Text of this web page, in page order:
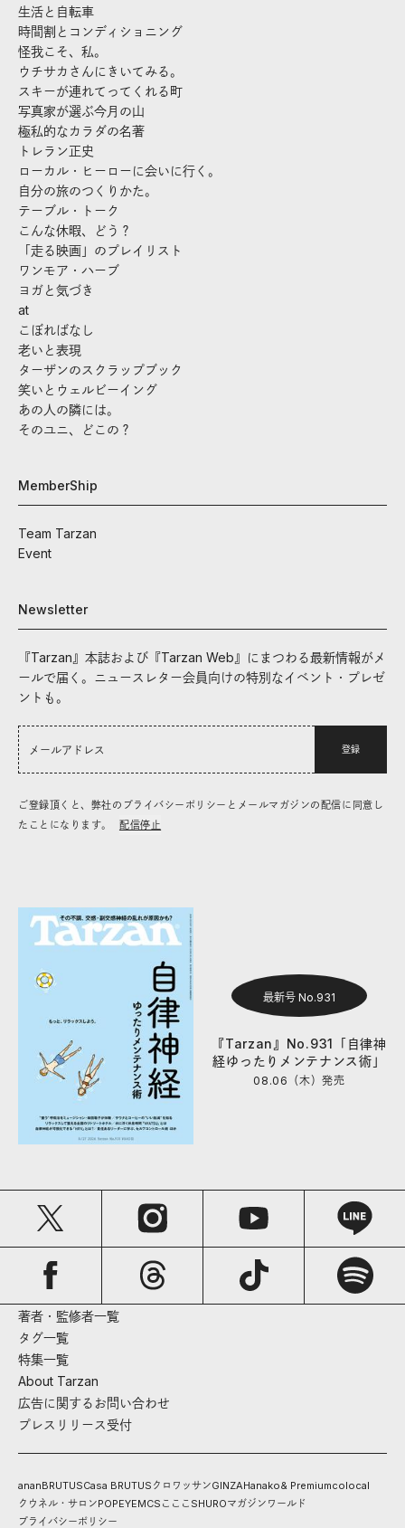
生活と自転車
時間割とコンディショニング
怪我こそ、私。
ウチサカさんにきいてみる。
スキーが連れてってくれる町
写真家が選ぶ今月の山
極私的なカラダの名著
トレラン正史
ローカル・ヒーローに会いに行く。
自分の旅のつくりかた。
テーブル・トーク
こんな休暇、どう？
「走る映画」のプレイリスト
ワンモア・ハーブ
ヨガと気づき
at
こぼればなし
老いと表現
ターザンのスクラップブック
笑いとウェルビーイング
あの人の隣には。
そのユニ、どこの？
MemberShip
Team Tarzan
Event
Newsletter
『Tarzan』本誌および『Tarzan Web』にまつわる最新情報がメ
ールで届く。ニュースレター会員向けの特別なイベント・プレゼ
ントも。
登録
ご登録頂くと、弊社のプライバシーポリシーとメールマガジンの配信に同意し
たことになります。
配信停止
最新号 No.931
『Tarzan』No.931「自律神
経ゆったりメンテナンス術」
08.06（木）発売
著者・監修者一覧
タグ一覧
特集一覧
About Tarzan
広告に関するお問い合わせ
プレスリリース受付
ananBRUTUSCasa BRUTUS クロワッサンGINZAHanako& Premiumcolocal
クウネル・サロンPOPEYEMCS こここ SHUROマガジンワールド
プライバシーポリシー